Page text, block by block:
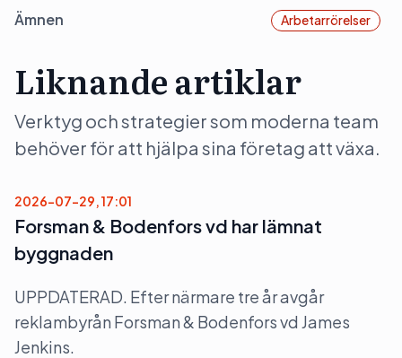
Ämnen Arbetarrörelser
Liknande artiklar
Verktyg och strategier som moderna team
behöver för att hjälpa sina företag att växa.
2026-07-29, 17:01
Forsman & Bodenfors vd har lämnat
byggnaden
UPPDATERAD. Efter närmare tre år avgår
reklambyrån Forsman & Bodenfors vd James
Jenkins.